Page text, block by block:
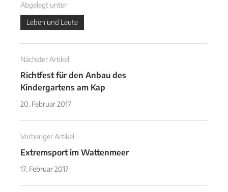
Abgelegt unter
Leben und Leute
Nächster Artikel
Richtfest für den Anbau des
Kindergartens am Kap
20. Februar 2017
Vorheriger Artikel
Extremsport im Wattenmeer
17. Februar 2017